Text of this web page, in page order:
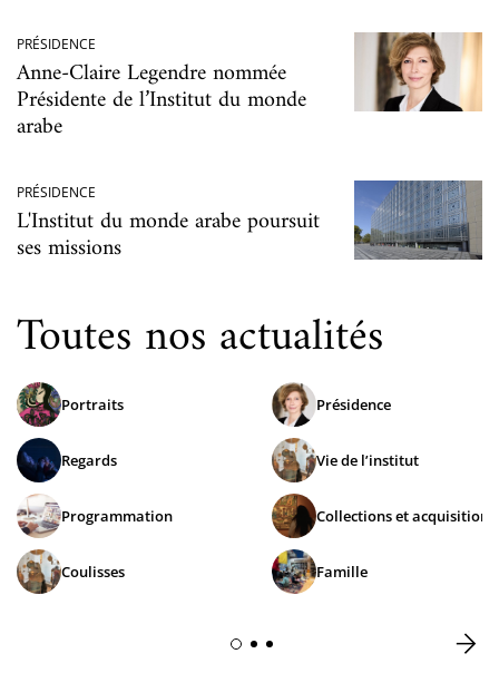
PRÉSIDENCE
Anne-Claire Legendre nommée
Présidente de l’Institut du monde
arabe
PRÉSIDENCE
L'Institut du monde arabe poursuit
ses missions
Toutes nos actualités
Portraits
Regards
Programmation
Coulisses
Présidence
Vie de l’institut
Collections et acquisitions
Famille